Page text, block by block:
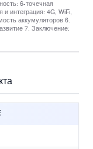
6-точечная
интеграция: 4G, WiFi,
аккумуляторов 6.
7. Заключение: